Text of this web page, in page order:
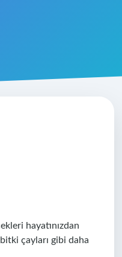
hayatınızdan
çayları gibi daha